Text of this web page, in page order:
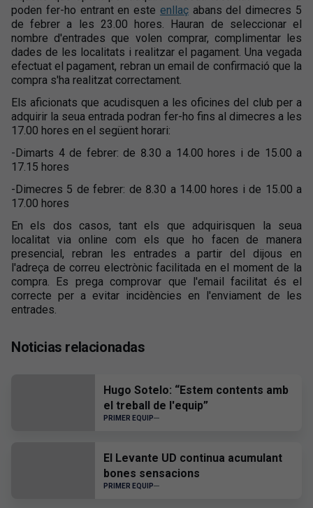
poden fer-ho entrant en este enllaçabans del dimecres 5
de febrer a les 23.00 hores. Hauran de seleccionar el
nombre d'entrades que volen comprar, complimentar les
dades de les localitats i realitzar el pagament. Una vegada
efectuat el pagament, rebran un email de confirmació que la
compra s'ha realitzat correctament.
Els aficionats que acudisquen a les oficines del club per a
adquirir la seua entrada podran fer-ho fins al dimecres a les
17.00 hores en el següent horari:
-Dimarts 4 de febrer: de 8.30 a 14.00 hores i de 15.00 a
17.15 hores
-Dimecres 5 de febrer: de 8.30 a 14.00 hores i de 15.00 a
17.00 hores
En els dos casos, tant els que adquirisquen la seua
localitat via online com els que ho facen de manera
presencial, rebran les entrades a partir del dijous en
l'adreça de correu electrònic facilitada en el moment de la
compra. Es prega comprovar que l'email facilitat és el
correcte per a evitar incidències en l'enviament de les
entrades.
Noticias relacionadas
Hugo Sotelo: “Estem contents amb
el treball de l'equip”
PRIMER EQUIP
El Levante UD continua acumulant
bones sensacions
PRIMER EQUIP